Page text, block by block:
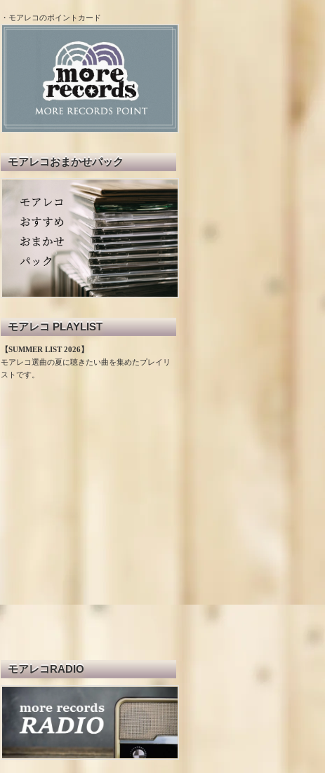
・モアレコのポイントカード
モアレコおまかせパック
モアレコ PLAYLIST
【SUMMER LIST 2026】
モアレコ選曲の夏に聴きたい曲を集めたプレイリ
ストです。
モアレコRADIO